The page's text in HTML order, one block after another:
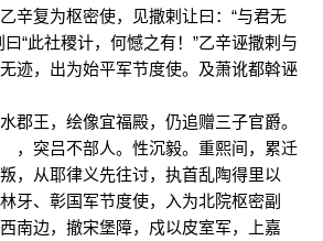
辛复为枢密使，见撒剌让曰：“与君无
“此社稷计，何憾之有！”乙辛诬撒剌与
迹，出为始平军节度使。及萧讹都斡诬
王，绘像宜福殿，仍追赠三子官爵。
突吕不部人。性沉毅。重熙间，累迁
，从耶律义先往讨，执首乱陶得里以
牙、彰国军节度使，入为北院枢密副
南边，撤宋堡障，戍以皮室军，上嘉